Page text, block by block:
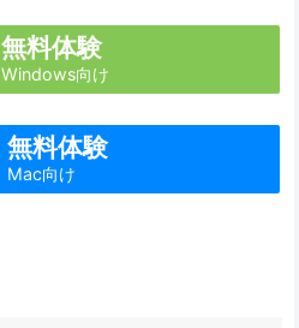
無料体験
Windows向け
無料体験
Mac向け